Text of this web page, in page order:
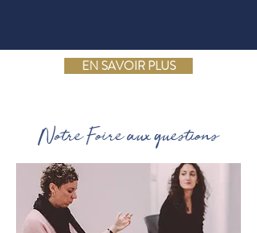
EN SAVOIR PLUS
Notre Foire aux questions